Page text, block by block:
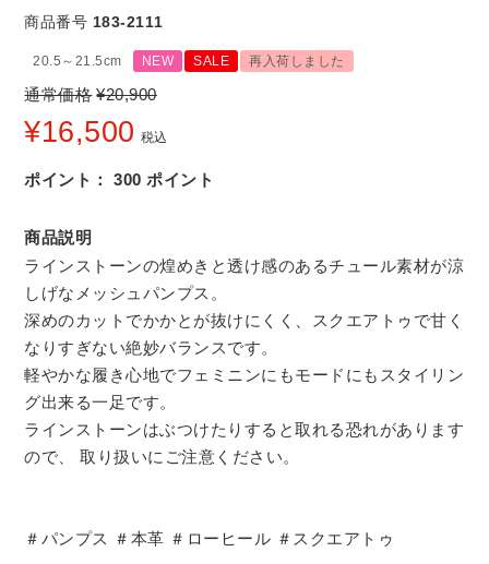
商品番号 183-2111
20.5～21.5cm NEW SALE 再入荷しました
通常価格 ¥20,900
¥16,500 税込
ポイント： 300 ポイント
商品説明
ラインストーンの煌めきと透け感のあるチュール素材が涼
しげなメッシュパンプス。
深めのカットでかかとが抜けにくく、スクエアトゥで甘く
なりすぎない絶妙バランスです。
軽やかな履き心地でフェミニンにもモードにもスタイリン
グ出来る一足です。
ラインストーンはぶつけたりすると取れる恐れがあります
ので、 取り扱いにご注意ください。
＃パンプス ＃本革 ＃ローヒール ＃スクエアトゥ